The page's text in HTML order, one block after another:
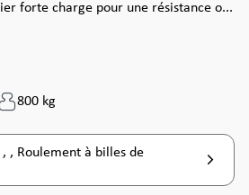
forte charge pour une résistance o...
800 kg
, Roulement à billes de